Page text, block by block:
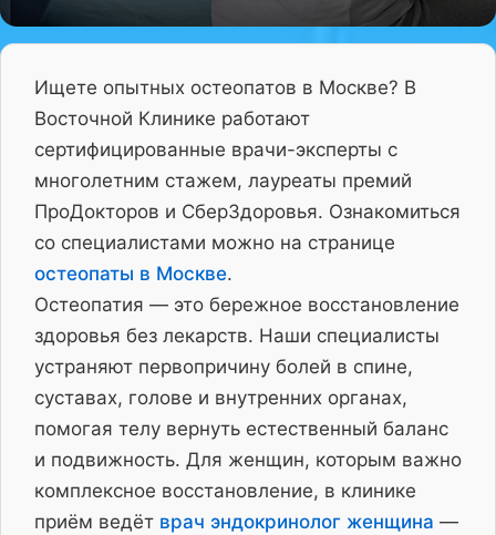
Ищете опытных остеопатов в Москве? В
Восточной Клинике работают
сертифицированные врачи-эксперты с
многолетним стажем, лауреаты премий
ПроДокторов и СберЗдоровья. Ознакомиться
со специалистами можно на странице
остеопаты в Москве.
Остеопатия — это бережное восстановление
здоровья без лекарств. Наши специалисты
устраняют первопричину болей в спине,
суставах, голове и внутренних органах,
помогая телу вернуть естественный баланс
и подвижность. Для женщин, которым важно
комплексное восстановление, в клинике
приём ведёт врач эндокринолог женщина —